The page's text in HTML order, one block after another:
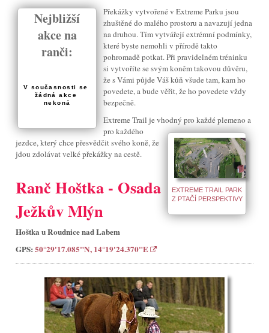
Nejbližší
akce na
ranči:
V současnosti se
žádná akce
nekoná
Překážky vytvořené v Extreme Parku jsou
zhuštěné do malého prostoru a navazují jedna
na druhou. Tím vytvářejí extrémní podmínky,
které byste nemohli v přírodě takto
pohromadě potkat. Při pravidelném tréninku
si vytvoříte se svým koněm takovou důvěru,
že s Vámi půjde Váš kůň všude tam, kam ho
povedete, a bude věřit, že ho povedete vždy
bezpečně.
EXTREME TRAIL PARK
Z PTAČÍ PERSPEKTIVY
Extreme Trail je vhodný pro každé plemeno a
pro každého
jezdce, který chce přesvědčit svého koně, že
jdou zdolávat velké překážky na cestě.
Ranč Hoštka - Osada
Ježkův Mlýn
Hoštka u Roudnice nad Labem
GPS:50°29'17.085"N, 14°19'24.370"E